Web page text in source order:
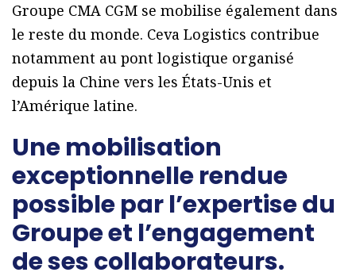
Groupe CMA CGM se mobilise également dans
le reste du monde. Ceva Logistics contribue
notamment au pont logistique organisé
depuis la Chine vers les États-Unis et
l’Amérique latine.
Une mobilisation
exceptionnelle rendue
possible par l’expertise du
Groupe et l’engagement
de ses collaborateurs.